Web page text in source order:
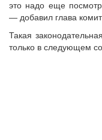
это надо еще
— добавил глава
Такая
только в следующем